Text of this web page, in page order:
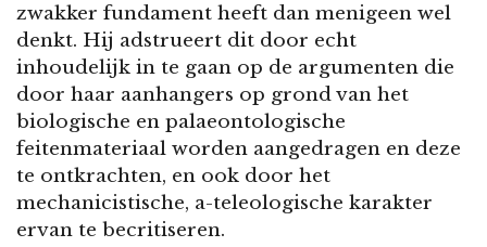
zwakker fundament heeft dan menigeen wel
denkt. Hij adstrueert dit door echt
inhoudelijk in te gaan op de argumenten die
door haar aanhangers op grond van het
biologische en palaeontologische
feitenmateriaal worden aangedragen en deze
te ontkrachten, en ook door het
mechanicistische, a-teleologische karakter
ervan te becritiseren.